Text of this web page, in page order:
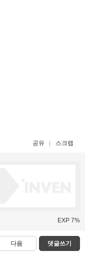
공유 스크랩
EXP 7%
다음 댓글쓰기